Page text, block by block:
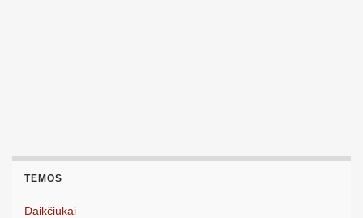
TEMOS
Daikčiukai